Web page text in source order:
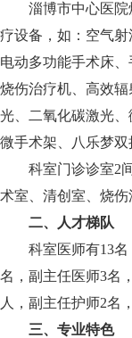
淄博市中心医
疗设备，如：空气射
电动多功能手术床
烧伤治疗机、高效
光、二氧化碳激光
微手术架、八乐梦双
科室门诊诊室2
术室、清创室、烧伤
二、人才梯队
科室医师有13
名，副主任医师3名
人，副主任护师2名
三、专业特色